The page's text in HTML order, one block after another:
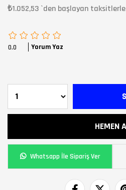
₺1.052,53 `den başlayan taksitlerle
0.0 Yorum Yaz
Whatsapp İle Sipariş Ver